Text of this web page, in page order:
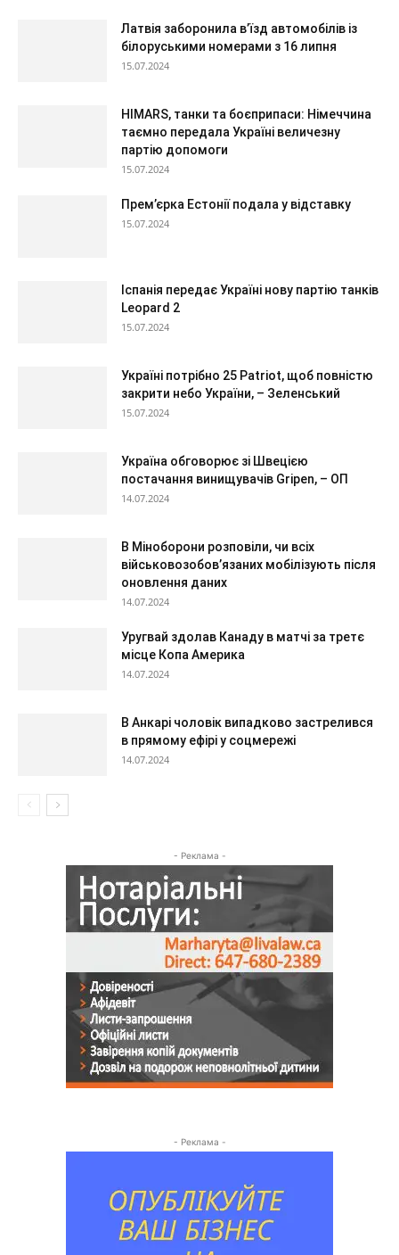
Латвія заборонила в’їзд автомобілів із
білоруськими номерами з 16 липня
15.07.2024
HIMARS, танки та боєприпаси: Німеччина
таємно передала Україні величезну
партію допомоги
15.07.2024
Прем’єрка Естонії подала у відставку
15.07.2024
Іспанія передає Україні нову партію танків
Leopard 2
15.07.2024
Україні потрібно 25 Patriot, щоб повністю
закрити небо України, – Зеленський
15.07.2024
Україна обговорює зі Швецією
постачання винищувачів Gripen, – ОП
14.07.2024
В Міноборони розповіли, чи всіх
військовозобов’язаних мобілізують після
оновлення даних
14.07.2024
Уругвай здолав Канаду в матчі за третє
місце Копа Америка
14.07.2024
В Анкарі чоловік випадково застрелився
в прямому ефірі у соцмережі
14.07.2024
- Реклама -
- Реклама -